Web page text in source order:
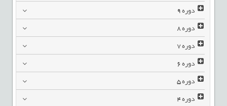
دوره9
دوره8
دوره7
دوره6
دوره5
دوره4